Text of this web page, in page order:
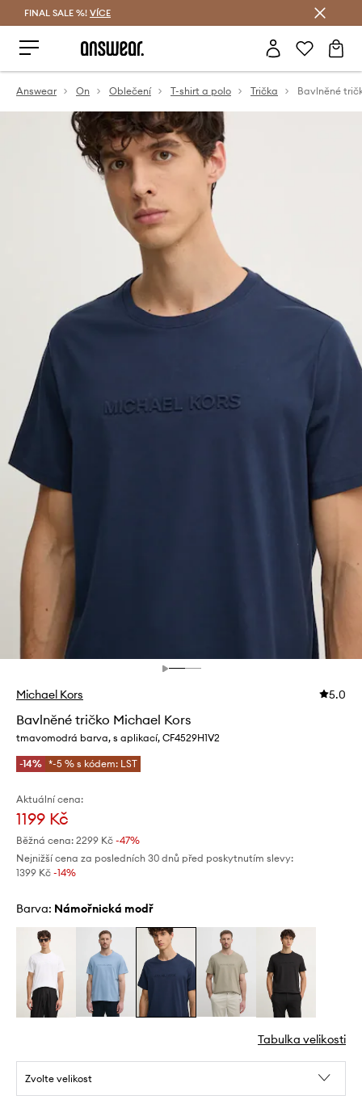
FINAL SALE %! VÍCE
Answear On Oblečení T-shirt a polo Trička Bavlněné
Michael Kors 5.0
Bavlněné tričko Michael Kors
tmavomodrá barva, s aplikací, CF4529H1V2
-14% *-5 % s kódem: LST
Aktuální cena:
1199 Kč
Běžná cena: 2299 Kč -47%
Nejnižší cena za posledních 30 dnů před poskytnutím slevy:
1399 Kč -14%
Barva: námořnická modř
Tabulka velikosti
Zvolte velikost